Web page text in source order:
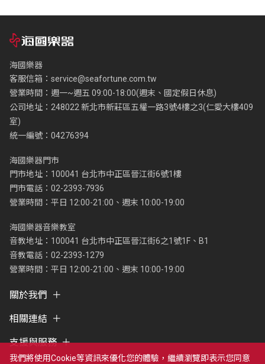
海國樂器
客服信箱： service@seafortune.com.tw
營業時間：週一~週五 09:00-18:00(週末、國定假日休息)
公司地址：248022 新北市新莊區五權一路3號4樓之3(仁愛大樓409
室)
統一編號：04276394
海國樂器門市
門市地址：100041 台北市中正區晉江街6號1樓
門市電話：02-2393-7936
營業時間：平日 12:00-21:00、週末 10:00-19:00
海國樂器音樂教室
音教地址：100041 台北市中正區晉江街6之1號1F、B1
音教電話：02-2393-1279
營業時間：平日 12:00-21:00、週末 10:00-19:00
關於我們
相關連結
支援與服務
我們將使用cookie等資訊來優化您的體驗，繼續瀏覽即表示您同意